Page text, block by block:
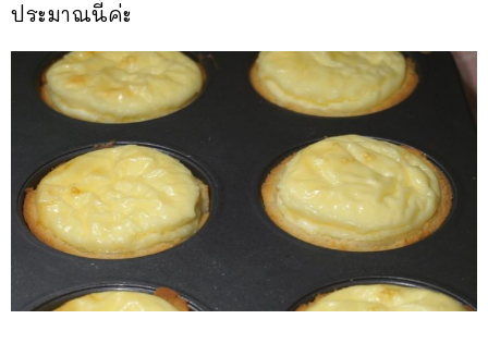
ประมาณนี้ค่ะ